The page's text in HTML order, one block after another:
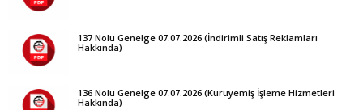
137 Nolu Genelge 07.07.2026 (İndirimli Satış Reklamları
Hakkında)
136 Nolu Genelge 07.07.2026 (Kuruyemiş İşleme Hizmetleri
Hakkında)